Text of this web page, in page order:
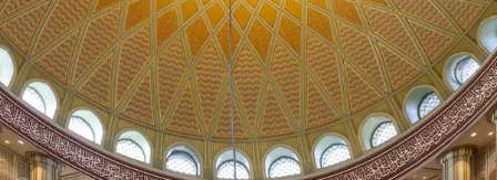
Camii